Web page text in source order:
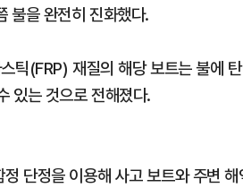
불을 완전히 진화했다.
틱(FRP) 재질의 해당 보트는 불
있는 것으로 전해졌다.
단정을 이용해 사고 보트와 주변